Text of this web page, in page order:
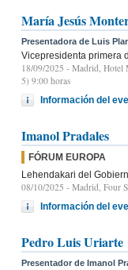
María Jesús
Presentadora de Luis
Vicepresidenta primera
18/09/2025 - Madrid, Hotel
5) 9:00 horas
Información del
Imanol Pradales
FÓRUM EUROPA
Lehendakari del
08/10/2025 - Madrid, Four
Información del
Pedro Luis Uriarte
Presentador de Imanol